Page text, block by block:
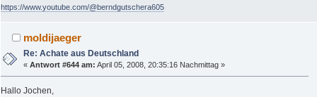
https://www.youtube.com/@berndgutschera605
moldijaeger
Re: Achate aus Deutschland
«Antwort #644 am: April 05, 2008, 20:35:16 Nachmittag »
Hallo Jochen,